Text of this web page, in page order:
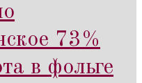
73%
в фольге